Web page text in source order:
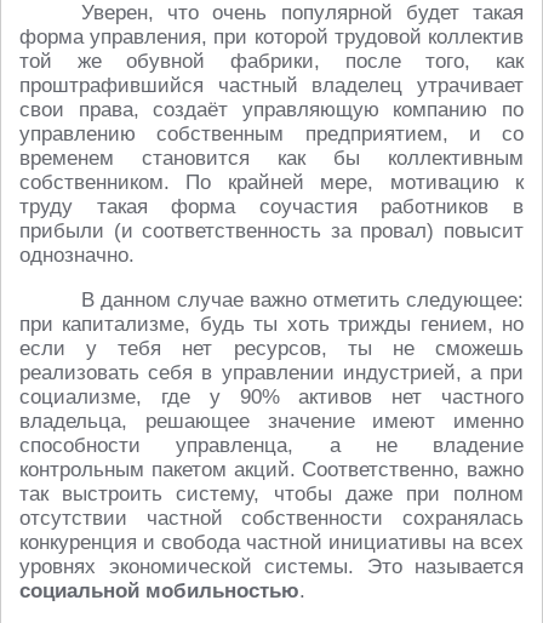
Уверен, что очень популярной будет такая
форма управления, при которой трудовой коллектив
той же обувной фабрики, после того, как
проштрафившийся частный владелец утрачивает
свои права, создаёт управляющую компанию по
управлению собственным предприятием, и со
временем становится как бы коллективным
собственником. По крайней мере, мотивацию к
труду такая форма соучастия работников в
прибыли (и соответственность за провал) повысит
однозначно.
В данном случае важно отметить следующее:
при капитализме, будь ты хоть трижды гением, но
если у тебя нет ресурсов, ты не сможешь
реализовать себя в управлении индустрией, а при
социализме, где у 90% активов нет частного
владельца, решающее значение имеют именно
способности управленца, а не владение
контрольным пакетом акций. Соответственно, важно
так выстроить систему, чтобы даже при полном
отсутствии частной собственности сохранялась
конкуренция и свобода частной инициативы на всех
уровнях экономической системы. Это называется
социальной мобильностью.